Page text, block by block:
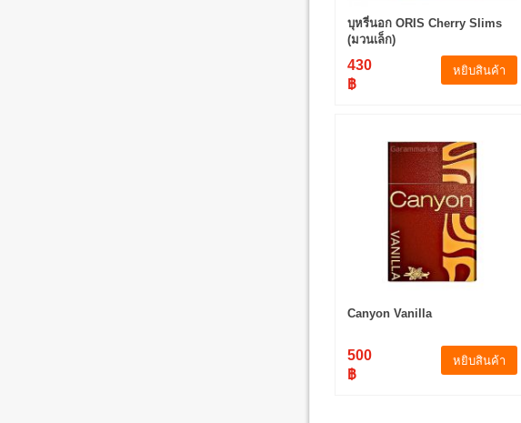
บุหรี่นอก ORIS Cherry Slims
(มวนเล็ก)
430
฿
หยิบสินค้า
Canyon Vanilla
500
฿
หยิบสินค้า